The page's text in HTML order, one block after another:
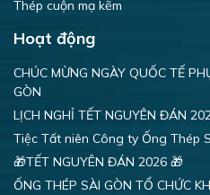
Thép cuộn mạ kẽm
Hoạt động
CHÚC MỪNG NGÀY QUỐC TẾ
GÒN
LỊCH NGHỈ TẾT NGUYÊN ĐÁN
Tiệc Tất niên Công ty Ống Thép
🎁TẾT NGUYÊN ĐÁN 2026 🎁
ỐNG THÉP SÀI GÒN TỔ CHỨC